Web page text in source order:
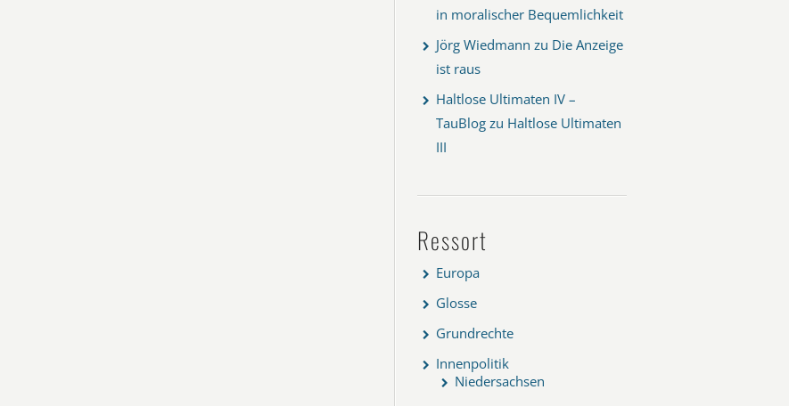
in moralischer Bequemlichkeit
Jörg Wiedmann zu Die Anzeige
ist raus
Haltlose Ultimaten IV –
TauBlog zu Haltlose Ultimaten
III
Ressort
Europa
Glosse
Grundrechte
Innenpolitik
Niedersachsen